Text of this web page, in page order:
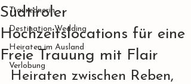
Traurednerin
Destination Wedding
Heiraten im Ausland
Verlobung
Südtiroler
Hochzeitslocations für eine
Freie Trauung mit Flair
Heiraten zwischen Reben,